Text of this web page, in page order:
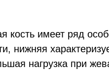
кость имеет ряд
нижняя
нагрузка при